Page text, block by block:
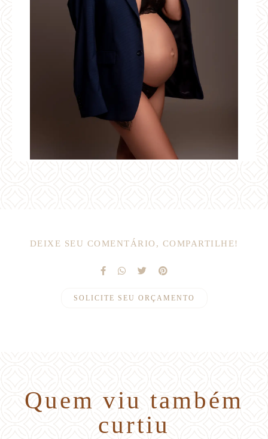
DEIXE SEU COMENTÁRIO, COMPARTILHE!
SOLICITE SEU ORÇAMENTO
Quem viu também
curtiu